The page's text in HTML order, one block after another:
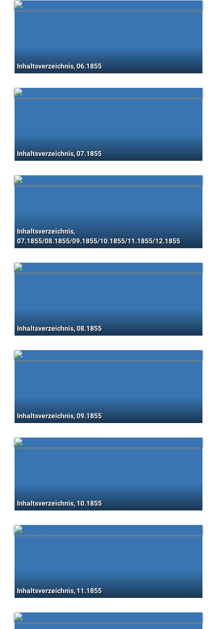
Inhaltsverzeichnis, 06.1855
Inhaltsverzeichnis, 07.1855
Inhaltsverzeichnis,
07.1855/08.1855/09.1855/10.1855/11.1855/12.1855
Inhaltsverzeichnis, 08.1855
Inhaltsverzeichnis, 09.1855
Inhaltsverzeichnis, 10.1855
Inhaltsverzeichnis, 11.1855